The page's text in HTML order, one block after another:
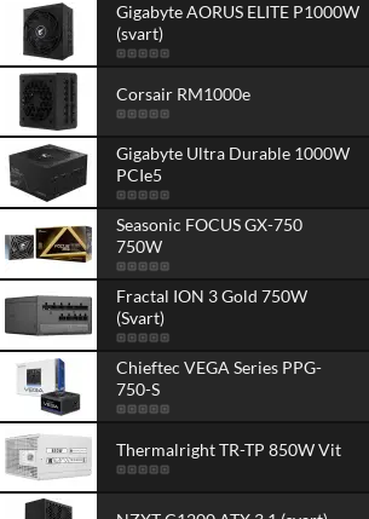
Gigabyte AORUS ELITE P1000W
(svart)
Corsair RM1000e
Gigabyte Ultra Durable 1000W
PCIe5
Seasonic FOCUS GX-750
750W
Fractal ION 3 Gold 750W
(Svart)
Chieftec VEGA Series PPG-
750-S
Thermalright TR-TP 850W Vit